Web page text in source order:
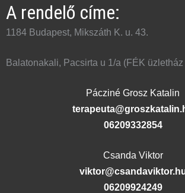
A rendelő címe:
1184 Budapest, Mikszáth K. u. 43.
Balatonakali, Pacsirta u 1/a (FÉK
Pácziné Grosz Katalin
06209332854
Csanda Viktor
06209924249